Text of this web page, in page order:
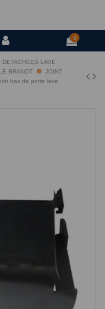
0
DETACHEES LAVE
BRANDT
JOINT
bas de porte lave